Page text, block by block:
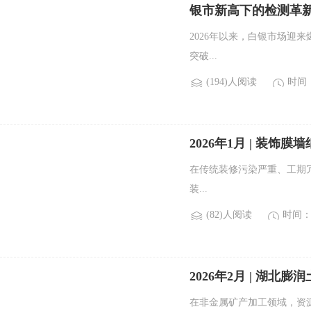
银市新高下的检测革
2026年以来，白银市场迎
突破...
(194)人阅读 时间
2026年1月 | 装饰膜
在传统装修污染严重、工期
装...
(82)人阅读 时间
2026年2月 | 湖北膨
在非金属矿产加工领域，资